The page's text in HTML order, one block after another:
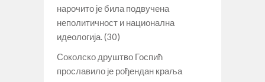
нарочито је била подвучена
неполитичност и национална
идеологија. (30)
Соколско друштво Госпић
прославило је рођендан краља